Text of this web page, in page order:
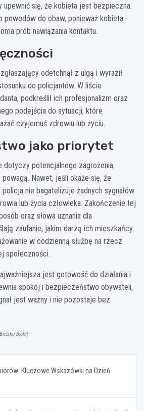
upewnić się, że kobieta jest bezpieczna.
powodów do obaw, ponieważ kobieta
prób nawiązania kontaktu.
odetchnął z ulgą i wyraził
do policjantów. W liście
podkreślił ich profesjonalizm oraz
podejścia do sytuacji, które
czyjemuś zdrowiu lub życiu.
jako priorytet
dotyczy potencjalnego zagrożenia,
Nawet, jeśli okaże się, że
policja nie bagatelizuje żadnych sygnałów
lub życia człowieka. Zakończenie tej
oraz słowa uznania dla
zaufanie, jakim darzą ich mieszkańcy.
w codzienną służbę na rzecz
społeczności.
jest gotowość do działania i
spokój i bezpieczeństwo obywateli,
jest ważny i nie pozostaje bez
Białej
Kluczowe Wskazówki na Dzień